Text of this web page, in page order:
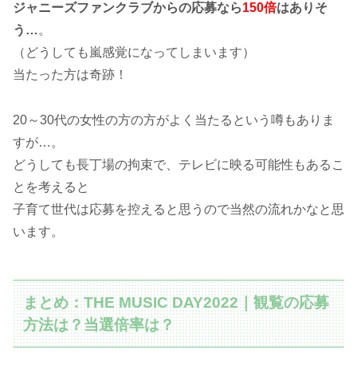
ジャニーズファンクラブからの応募なら150倍はありそ
う…。
（どうしても嵐感覚になってしまいます）
当たった方は奇跡！
20～30代の女性の方の方がよく当たるという噂もありま
すが…。
どうしても長丁場の拘束で、テレビに映る可能性もあるこ
とを考えると
子育て世代は応募を控えると思うので当然の流れかなと思
います。
まとめ：THE MUSIC DAY2022｜観覧の応募
方法は？当選倍率は？